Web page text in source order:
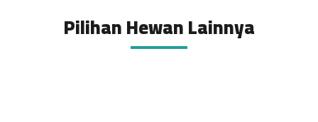
Pilihan Hewan Lainnya